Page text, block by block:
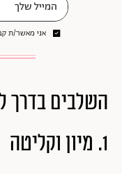
אני מאשר/ת
השלבים בדרך
1. מיון וקליטה